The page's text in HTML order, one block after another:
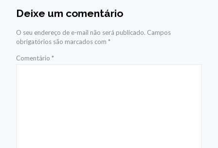
Deixe um comentário
O seu endereço de e-mail não será publicado. Campos
obrigatórios são marcados com *
Comentário *